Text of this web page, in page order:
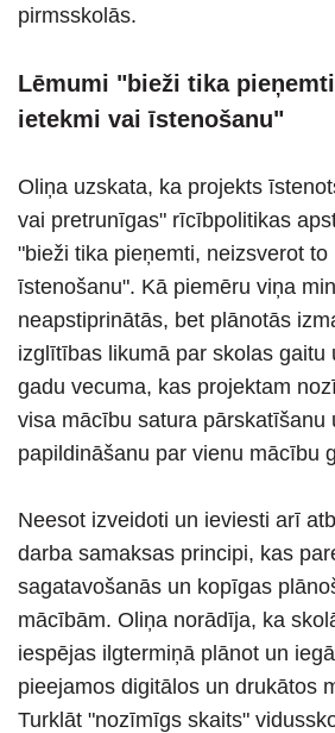
pirmsskolās.
Lēmumi "bieži tika
ietekmi vai īstenošanu"
Oliņa uzskata, ka projekts
vai pretrunīgas" rīcībpolitikas
"bieži tika pieņemti, neizsverot to
īstenošanu". Kā piemēru viņa
neapstiprinātās, bet plānotās
izglītības likumā par skolas gaitu
gadu vecuma, kas projektam
visa mācību satura pārskatīšanu
papildināšanu par vienu mācību
Neesot izveidoti un ieviesti arī
darba samaksas principi, kas
sagatavošanās un kopīgas
mācībām. Oliņa norādīja, ka
iespējas ilgtermiņā plānot un
pieejamos digitālos un drukātos
Turklāt "nozīmīgs skaits"